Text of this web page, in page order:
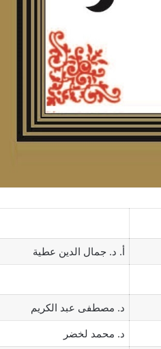
أ. د. جمال الدين عطية
د. مصطفى عبد الكريم
د. محمد لخضر